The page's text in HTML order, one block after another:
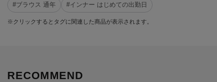
#ブラウス 通年 #インナー はじめての出勤日
※クリックするとタグに関連した商品が表示されます。
RECOMMEND